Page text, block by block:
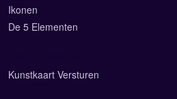
Ikonen
De 5 Elementen
Kunstkaart Versturen